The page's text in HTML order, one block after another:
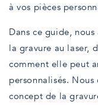
à vos pièces
Dans ce guide,
la gravure au laser,
comment elle peut
personnalisés.
concept de la